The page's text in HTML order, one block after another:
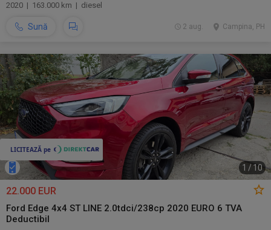
2020 | 163.000 km | diesel
Sună Campina, PH
2 aug.
1 / 10
22.000 EUR
Ford Edge 4x4 ST LINE 2.0tdci/238cp 2020 EURO 6 TVA
Deductibil